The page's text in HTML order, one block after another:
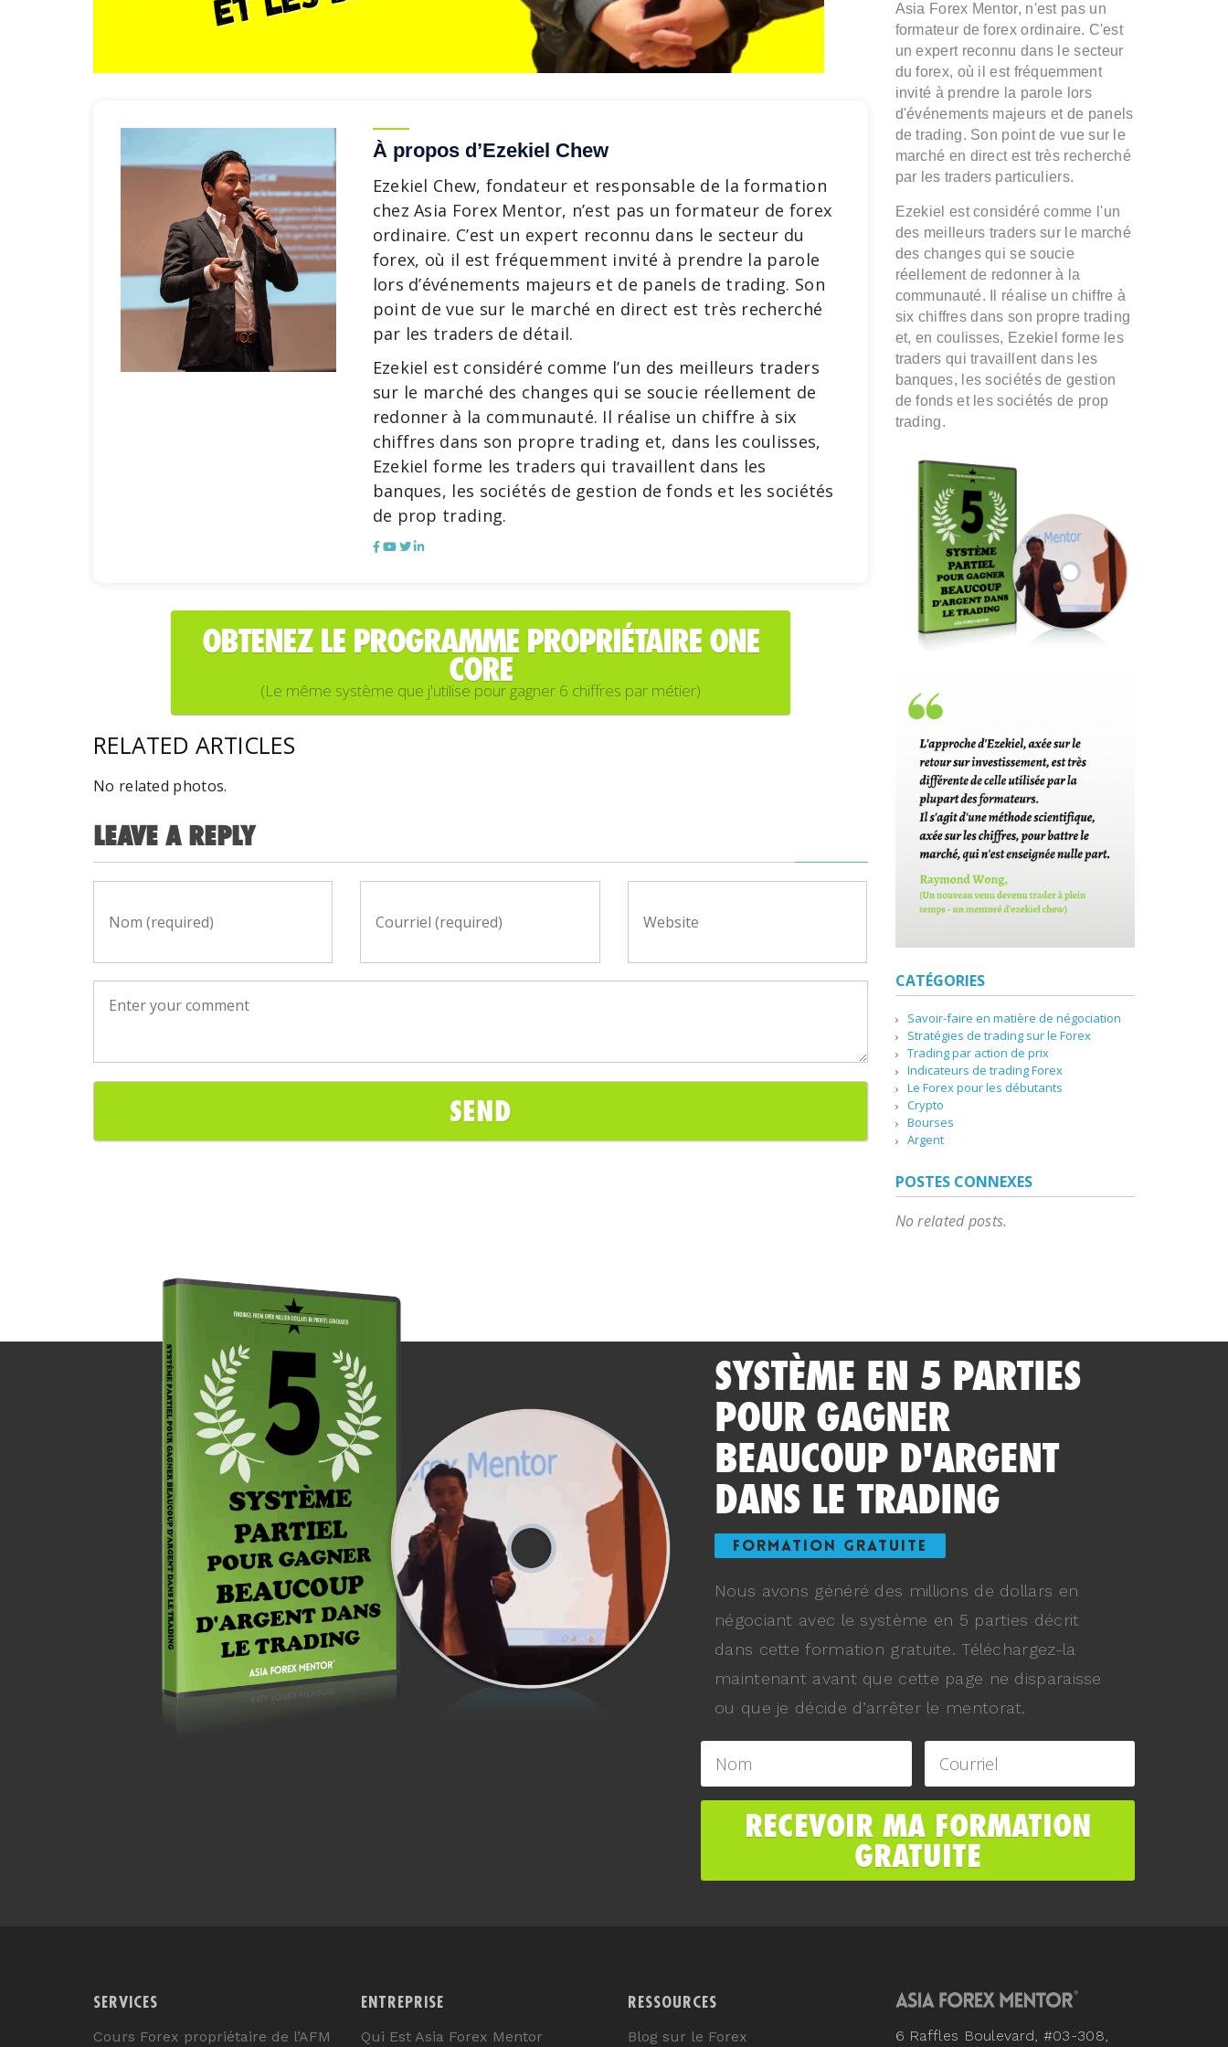
À propos d’Ezekiel Chew
Ezekiel Chew, fondateur et responsable de la formation
chez Asia Forex Mentor, n’est pas un formateur de forex
ordinaire. C’est un expert reconnu dans le secteur du
forex, où il est fréquemment invité à prendre la parole
lors d’événements majeurs et de panels de trading. Son
point de vue sur le marché en direct est très recherché
par les traders de détail.
Ezekiel est considéré comme l’un des meilleurs traders
sur le marché des changes qui se soucie réellement de
redonner à la communauté. Il réalise un chiffre à six
chiffres dans son propre trading et, dans les coulisses,
Ezekiel forme les traders qui travaillent dans les
banques, les sociétés de gestion de fonds et les sociétés
de prop trading.
OBTENEZ LE PROGRAMME PROPRIÉTAIRE ONE
CORE
(Le même système que j'utilise pour gagner 6 chiffres par métier)
RELATED ARTICLES
No related photos.
LEAVE A REPLY
Asia Forex Mentor, n'est pas un
formateur de forex ordinaire. C'est
un expert reconnu dans le secteur
du forex, où il est fréquemment
invité à prendre la parole lors
d'événements majeurs et de panels
de trading. Son point de vue sur le
marché en direct est très recherché
par les traders particuliers.
Ezekiel est considéré comme l'un
des meilleurs traders sur le marché
des changes qui se soucie
réellement de redonner à la
communauté. Il réalise un chiffre à
six chiffres dans son propre trading
et, en coulisses, Ezekiel forme les
traders qui travaillent dans les
banques, les sociétés de gestion
de fonds et les sociétés de prop
trading.
CATÉGORIES
Savoir-faire en matière de négociation
Stratégies de trading sur le Forex
Trading par action de prix
Indicateurs de trading Forex
Le Forex pour les débutants
Crypto
Bourses
Argent
POSTES CONNEXES
No related posts.
SYSTÈME EN 5 PARTIES
POUR GAGNER
BEAUCOUP D'ARGENT
DANS LE TRADING
FORMATION GRATUITE
Nous avons généré des millions de dollars en
négociant avec le système en 5 parties décrit
dans cette formation gratuite. Téléchargez-la
maintenant avant que cette page ne disparaisse
ou que je décide d’arrêter le mentorat.
SERVICES
Cours Forex propriétaire de l’AFM
ENTREPRISE
Qui Est Asia Forex Mentor
RESSOURCES
Blog sur le Forex 6 Raffles Boulevard, #03-308,